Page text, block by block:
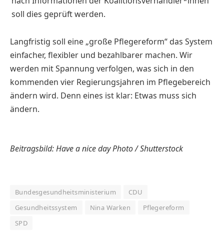
soll dies geprüft werden.
Langfristig soll eine „große Pflegereform“ das System
einfacher, flexibler und bezahlbarer machen. Wir
werden mit Spannung verfolgen, was sich in den
kommenden vier Regierungsjahren im Pflegebereich
ändern wird. Denn eines ist klar: Etwas muss sich
ändern.
Beitragsbild: Have a nice day Photo / Shutterstock
Bundesgesundheitsministerium
CDU
Gesundheitssystem
Nina Warken
Pflegereform
SPD